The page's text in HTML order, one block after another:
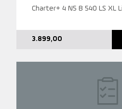
2026
Charter+ 4 N5 B 540 LS XL
3.899,00